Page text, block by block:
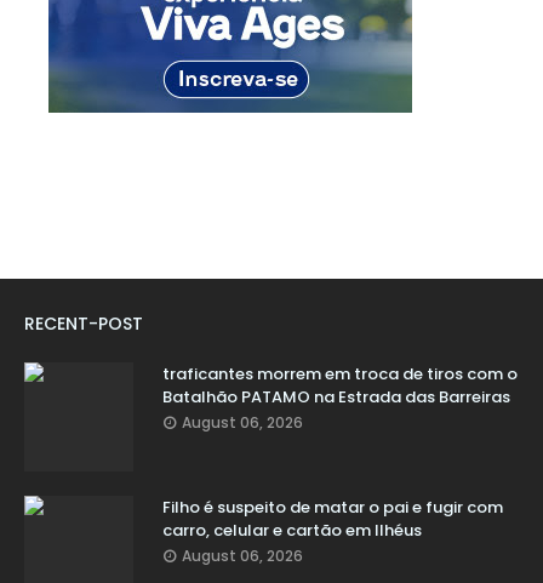
RECENT-POST
traficantes morrem em troca de tiros com o
Batalhão PATAMO na Estrada das Barreiras
August 06, 2026
Filho é suspeito de matar o pai e fugir com
carro, celular e cartão em Ilhéus
August 06, 2026